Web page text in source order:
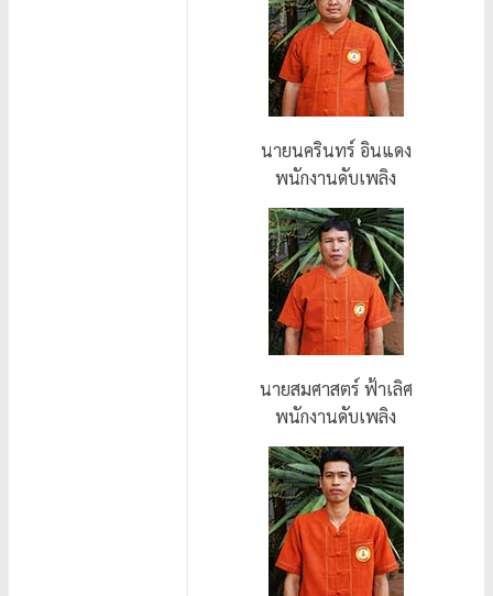
นายนครินทร์ อินแดง
พนักงานดับเพลิง
นายสมศาสตร์ ฟ้าเลิศ
พนักงานดับเพลิง